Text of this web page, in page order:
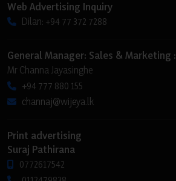
Web Advertising Inquiry
Dilan: +94 77 372 7288
General Manager: Sales & Marketing :
Mr Channa Jayasinghe
+94 777 880 155
channaj@wijeya.lk
Print advertising
Suraj Pathirana
0772617542